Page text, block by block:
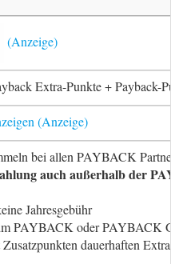
Extra-Punkte + Payback-
bei allen PAYBACK
auch außerhalb der
Jahresgebühr
PAYBACK oder PAYBACK
dauerhaften Extra-